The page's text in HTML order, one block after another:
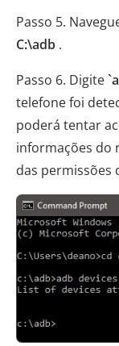
Passo 5.
C:\adb .
Passo 6. Digite
telefone foi
poderá tentar
informações do
das permissões